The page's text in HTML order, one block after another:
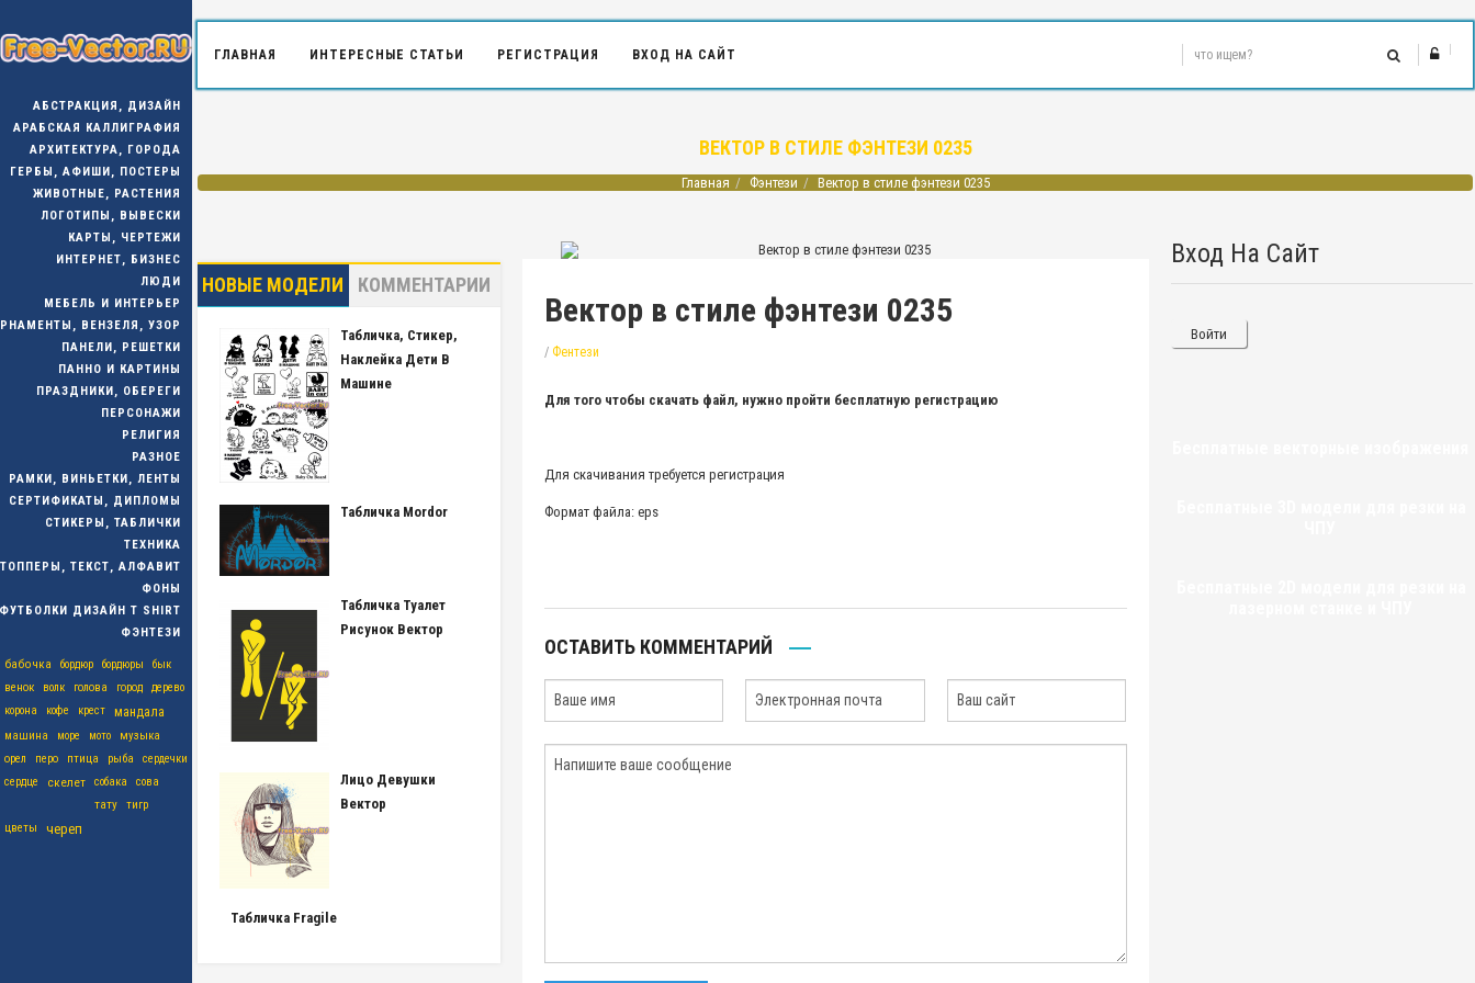
АБСТРАКЦИЯ, ДИЗАЙН
АРАБСКАЯ КАЛЛИГРАФИЯ
АРХИТЕКТУРА, ГОРОДА
ГЕРБЫ, АФИШИ, ПОСТЕРЫ
ЖИВОТНЫЕ, РАСТЕНИЯ
ЛОГОТИПЫ, ВЫВЕСКИ
КАРТЫ, ЧЕРТЕЖИ
ИНТЕРНЕТ, БИЗНЕС
ЛЮДИ
МЕБЕЛЬ И ИНТЕРЬЕР
ВЕНЗЕЛЯ, УЗОР
ПАНЕЛИ, РЕШЕТКИ
ПАННО И КАРТИНЫ
ПРАЗДНИКИ, ОБЕРЕГИ
ПЕРСОНАЖИ
РЕЛИГИЯ
РАЗНОЕ
РАМКИ, ВИНЬЕТКИ, ЛЕНТЫ
СЕРТИФИКАТЫ, ДИПЛОМЫ
СТИКЕРЫ, ТАБЛИЧКИ
ТЕХНИКА
ТОППЕРЫ, ТЕКСТ, АЛФАВИТ
ФОНЫ
ФУТБОЛКИ ДИЗАЙН T SHIRT
ФЭНТЕЗИ
бабочка бордюр бордюры
бык
венок
волк голова город
дерево
корона
кофе крест мандала
машина море мото
музыка
орел
перо птица рыба
сердечки
сердце
скелет собака
сова
тату
тигр
цветы
череп
ГЛАВНАЯ ИНТЕРЕСНЫЕ СТАТЬИ РЕГИСТРАЦИЯ ВХОД НА САЙТ
ВЕКТОР В СТИЛЕ ФЭНТЕЗИ 0235
Главная Фэнтези Вектор в стиле фэнтези 0235
НОВЫЕ МОДЕЛИ КОММЕНТАРИИ
Табличка, Стикер,
Наклейка Дети В
Машине
Табличка Mordor
Табличка Туалет
Рисунок Вектор
Лицо Девушки
Вектор
Табличка Fragile
Вектор в стиле фэнтези 0235
/ Фентези
Для того чтобы скачать файл, нужно пройти бесплатную регистрацию
Для скачивания требуется регистрация
Формат файла: eps
ОСТАВИТЬ КОММЕНТАРИЙ
Вход На Сайт
Войти